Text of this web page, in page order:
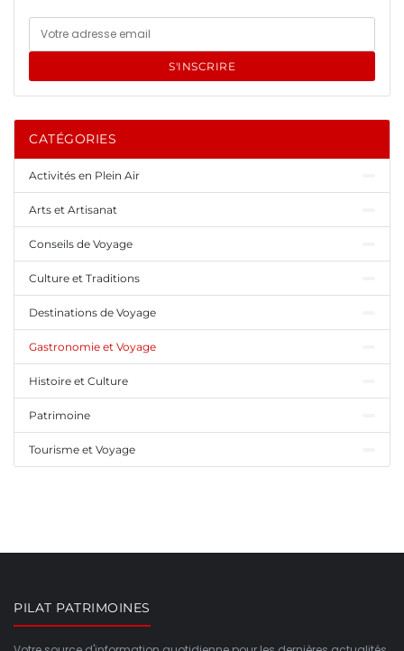
S'INSCRIRE
CATÉGORIES
Activités en Plein Air
Arts et Artisanat
Conseils de Voyage
Culture et Traditions
Destinations de Voyage
Gastronomie et Voyage
Histoire et Culture
Patrimoine
Tourisme et Voyage
PILAT PATRIMOINES